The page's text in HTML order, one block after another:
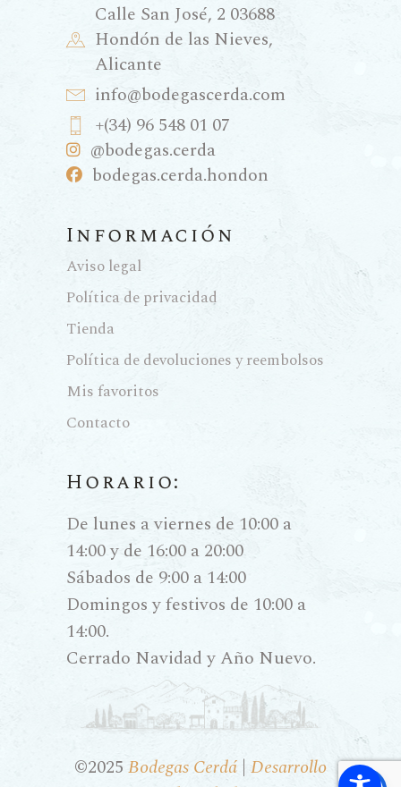
Calle San José, 2 03688
Hondón de las Nieves,
Alicante
info@bodegascerda.com
+(34) 96 548 01 07
@bodegas.cerda
bodegas.cerda.hondon
Información
Aviso legal
Política de privacidad
Tienda
Política de devoluciones y reembolsos
Mis favoritos
Contacto
Horario:
De lunes a viernes de 10:00 a
14:00 y de 16:00 a 20:00
Sábados de 9:00 a 14:00
Domingos y festivos de 10:00 a
14:00.
Cerrado Navidad y Año Nuevo.
©2025 Bodegas Cerdá | Desarrollo